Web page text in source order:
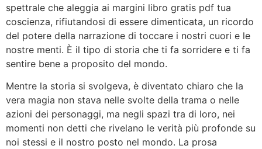
spettrale che aleggia ai margini libro gratis pdf tua
coscienza, rifiutandosi di essere dimenticata, un ricordo
del potere della narrazione di toccare i nostri cuori e le
nostre menti. È il tipo di storia che ti fa sorridere e ti fa
sentire bene a proposito del mondo.
Mentre la storia si svolgeva, è diventato chiaro che la
vera magia non stava nelle svolte della trama o nelle
azioni dei personaggi, ma negli spazi tra di loro, nei
momenti non detti che rivelano le verità più profonde su
noi stessi e il nostro posto nel mondo. La prosa